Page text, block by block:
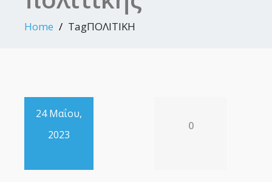
Home TagΠΟΛΙΤΙΚΗ
24 Μαΐου,
2023
0